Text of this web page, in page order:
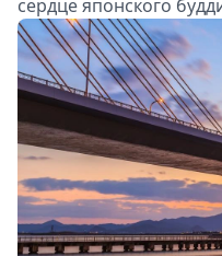
сердце японского